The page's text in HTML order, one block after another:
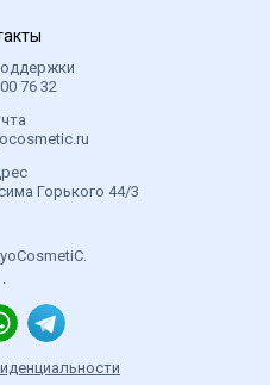
76 32
Горького 44/3
.